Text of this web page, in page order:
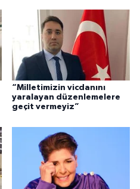
“Milletimizin vicdanını
yaralayan düzenlemelere
geçit vermeyiz”